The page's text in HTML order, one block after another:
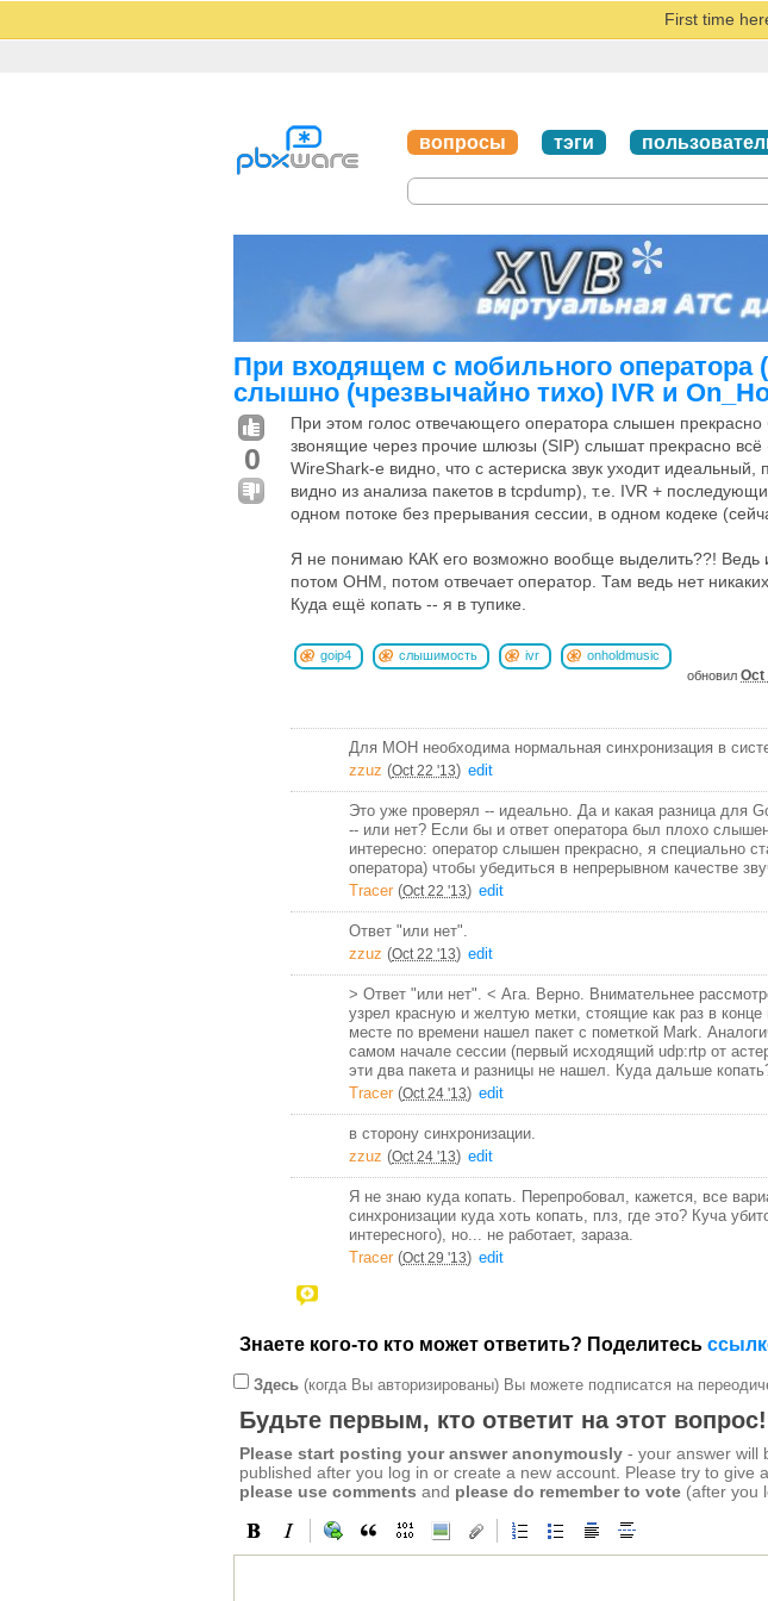
First time
вопросы тэги
При входящем с мобильного оператора
слышно (чрезвычайно тихо) IVR и
0
При этом голос отвечающего оператора слышен
звонящие через прочие шлюзы (SIP) слышат прекрасно всё
WireShark-е видно, что с астериска звук уходит идеальный,
видно из анализа пакетов в tcpdump), т.е. IVR +
одном потоке без прерывания сессии, в одном кодеке
Я не понимаю КАК его возможно вообще выделить??! Ведь
потом OHM, потом отвечает оператор. Там ведь нет
Куда ещё копать -- я в тупике.
goip4 слышимость ivr
onholdmusic
обновил Oct
Для MOH необходима нормальная синхронизация в
zzuz (Oct 22 '13) edit
Это уже проверял -- идеально. Да и какая разница для
-- или нет? Если бы и ответ оператора был плохо
интересно: оператор слышен прекрасно, я специально
оператора) чтобы убедиться в непрерывном качестве
Tracer (Oct 22 '13) edit
Ответ "или нет".
zzuz (Oct 22 '13) edit
> Ответ "или нет". < Ага. Верно. Внимательнее
узрел красную и желтую метки, стоящие как раз в
месте по времени нашел пакет с пометкой Mark.
самом начале сессии (первый исходящий udp:rtp от
эти два пакета и разницы не нашел. Куда дальше
Tracer (Oct 24 '13) edit
в сторону синхронизации.
zzuz (Oct 24 '13) edit
Я не знаю куда копать. Перепробовал, кажется, все
синхронизации куда хоть копать, плз, где это? Куча
интересного), но... не работает, зараза.
Tracer (Oct 29 '13) edit
Знаете кого-то кто может ответить? Поделитесь
Здесь (когда Вы авторизированы) Вы можете подписатся на
Будьте первым, кто ответит на этот вопрос!
Please start posting your answer anonymously - your answer will
published after you log in or create a new account. Please try to give a
please use comments and please do remember to vote (after you